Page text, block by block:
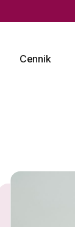
Cennik